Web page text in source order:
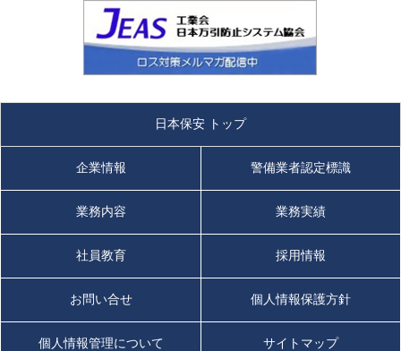
日本保安 トップ
企業情報 警備業者認定標識
業務内容 業務実績
社員教育 採用情報
お問い合せ 個人情報保護方針
個人情報管理について サイトマップ